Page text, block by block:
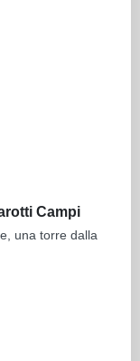
Campi
una torre dalla